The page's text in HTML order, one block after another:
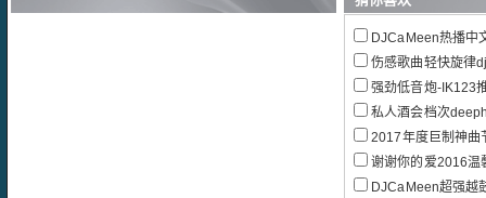
DJCaMeen热播中文
伤感歌曲轻快旋律
强劲低音炮-IK123推荐
私人酒会档次
2017年度巨制神曲
谢谢你的爱2016温馨中
DJCaMeen超强越鼓